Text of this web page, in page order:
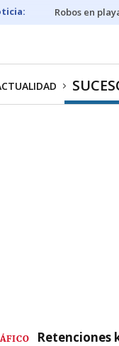
Robos en
Retenciones